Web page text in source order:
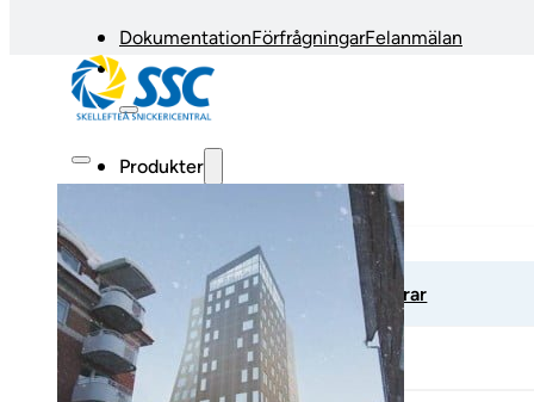
DokumentationFörfrågningarFelanmälan
Produkter
Fönster & fönsterdörrar
Entrépartier